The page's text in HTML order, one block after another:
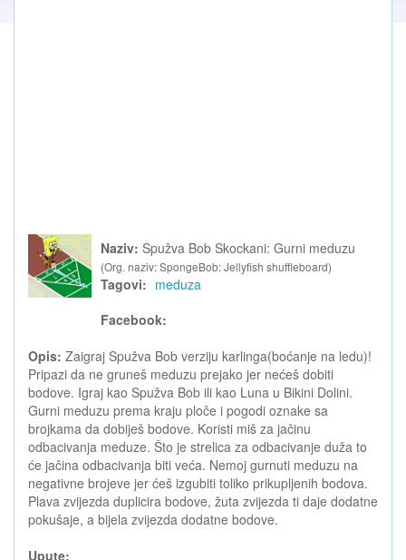
Naziv: Spužva Bob Skockani: Gurni meduzu
(Org. naziv: SpongeBob: Jellyfish shuffleboard)
Tagovi: meduza
Facebook:
Opis: Zaigraj Spužva Bob verziju karlinga(boćanje na ledu)!
Pripazi da ne gruneš meduzu prejako jer nećeš dobiti
bodove. Igraj kao Spužva Bob ili kao Luna u Bikini Dolini.
Gurni meduzu prema kraju ploče i pogodi oznake sa
brojkama da dobiješ bodove. Koristi miš za jačinu
odbacivanja meduze. Što je strelica za odbacivanje duža to
će jačina odbacivanja biti veća. Nemoj gurnuti meduzu na
negativne brojeve jer ćeš izgubiti toliko prikupljenih bodova.
Plava zvijezda duplicira bodove, žuta zvijezda ti daje dodatne
pokušaje, a bijela zvijezda dodatne bodove.
Upute: